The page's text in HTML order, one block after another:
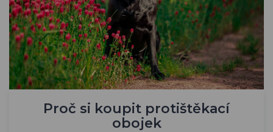
Proč si koupit protištěkací
obojek